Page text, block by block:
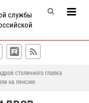
службы
столичного главка
на пенсию